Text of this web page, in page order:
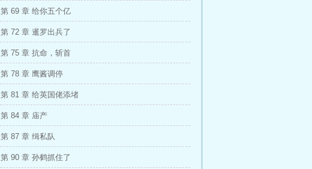
第 69 章 给你五个亿
第 72 章 暹罗出兵了
第 75 章 抗命，斩首
第 78 章 鹰酱调停
第 81 章 给英国佬添堵
第 84 章 庙产
第 87 章 缉私队
第 90 章 孙鹤抓住了